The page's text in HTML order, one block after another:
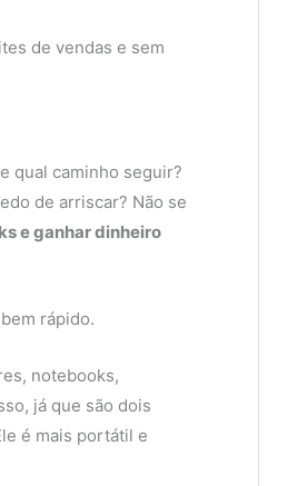
de vendas e sem
qual caminho seguir?
de arriscar? Não se
e ganhar dinheiro
rápido.
notebooks,
já que são dois
é mais portátil e